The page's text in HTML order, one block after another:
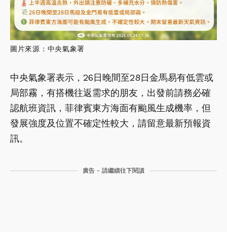
圖片來源：中央氣象署
中央氣象署表示，26日晚間至28日金馬易有低雲或
局部霧，有搭機往返需求的朋友，出發前請務必確
認航班資訊，菲律賓東方海面有颱風生成機率，但
發展強度及位置不確定性較大，請留意最新預報資
訊。
廣告 - 請繼續往下閱讀